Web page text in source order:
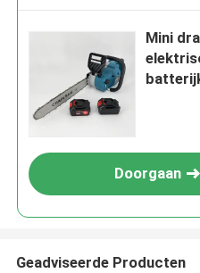
Mini
Doorgaan
Geadviseerde Producten